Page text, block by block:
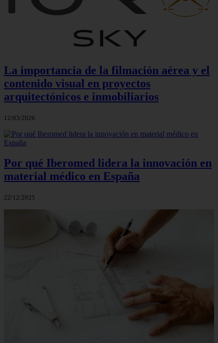
La importancia de la filmación aérea y el
contenido visual en proyectos
arquitectónicos e inmobiliarios
12/03/2026
Por qué Iberomed lidera la innovación en
material médico en España
22/12/2025